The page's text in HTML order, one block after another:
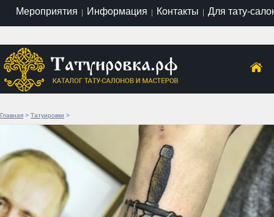
Мероприятия | Информация | Контакты | Для тату-
Главная > Татуировки >